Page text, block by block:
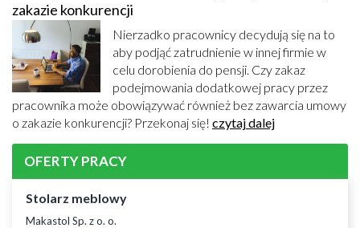
zakazie konkurencji
Nierzadko pracownicy decydują się na to
aby podjąć zatrudnienie w innej firmie w
celu dorobienia do pensji. Czy zakaz
podejmowania dodatkowej pracy przez
pracownika może obowiązywać również bez zawarcia umowy
o zakazie konkurencji? Przekonaj się! czytaj dalej
OFERTY PRACY
Stolarz meblowy
Makastol Sp. z o. o.